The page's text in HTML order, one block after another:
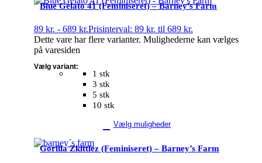
Blue Gelato 41 (Feminiseret) – Barney’s Farm
89 kr. - 689 kr.Prisinterval: 89 kr. til 689 kr.
1 stk
3 stk
5 stk
10 stk
Vælg variant:
Vælg muligheder
Dette vare har flere varianter. Mulighederne kan vælges
på varesiden
Gorilla Zkittlez (Feminiseret) – Barney’s Farm